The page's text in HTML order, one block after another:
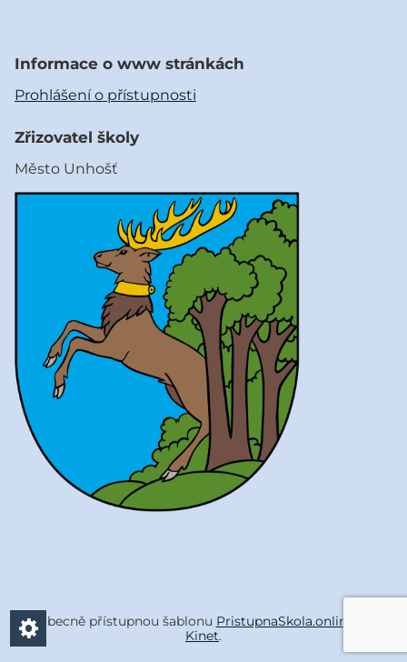
Informace o www stránkách
Prohlášení o přístupnosti
Zřizovatel školy
Město Unhošť
Všeobecně přístupnou šablonu PristupnaSkola.online
Kinet.